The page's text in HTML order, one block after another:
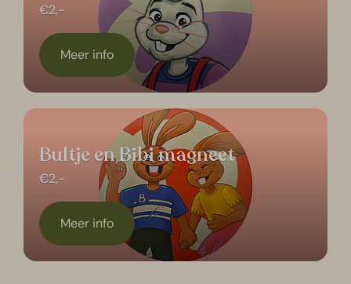
€2,-
Meer info
Bultje en Bibi magneet
€2,-
Meer info